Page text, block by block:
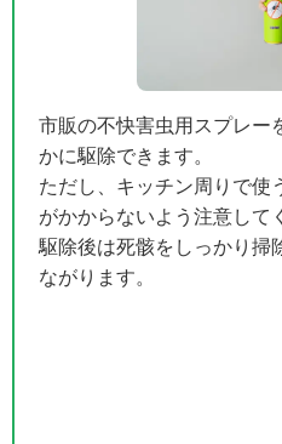
市販の不快害虫用スプレー
かに駆除できます。
ただし、キッチン周りで使
がかからないよう注意して
駆除後は死骸をしっかり掃
ながります。